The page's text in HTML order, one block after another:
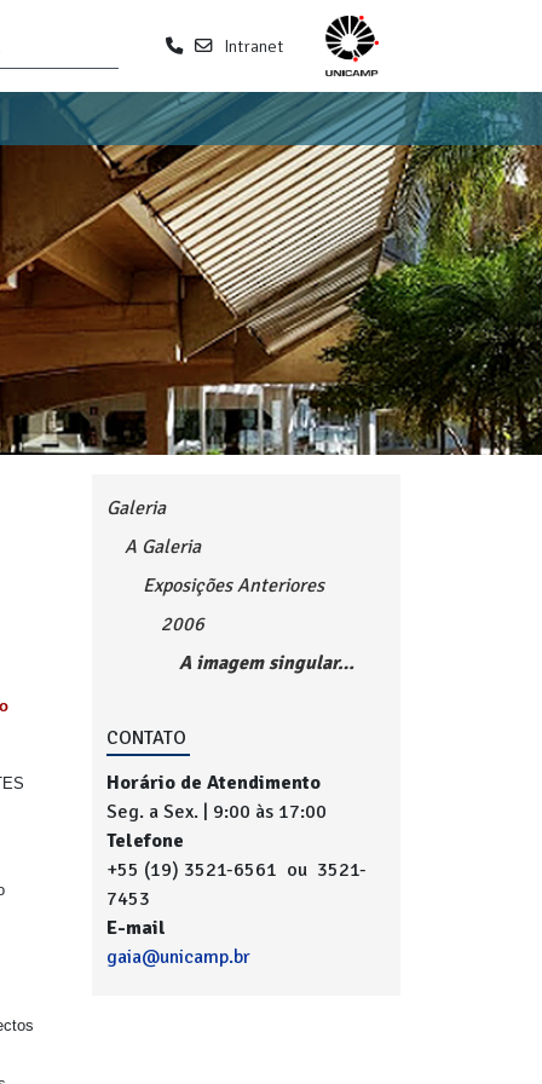
Intranet
Galeria
A Galeria
Exposições Anteriores
2006
A imagem singular…
CONTATO
Horário de Atendimento
Seg. a Sex. | 9:00 às 17:00
Telefone
+55 (19) 3521-6561 ou 3521-
7453
E-mail
gaia@unicamp.br